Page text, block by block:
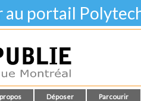
au portail
Déposer Parcourir